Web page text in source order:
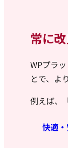
常に
WPプラ
とで、よ
例えば、
快適